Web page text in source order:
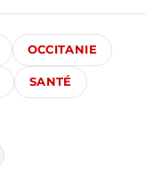
OCCITANIE
SANTÉ